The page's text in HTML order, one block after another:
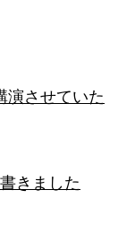
させていた
きました